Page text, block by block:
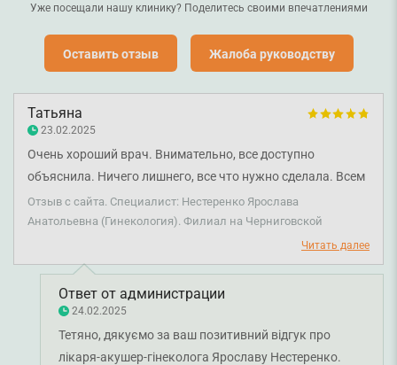
Уже посещали нашу клинику? Поделитесь своими впечатлениями
Оставить отзыв Жалоба руководству
Татьяна
23.02.2025
Очень хороший врач. Внимательно, все доступно
объяснила. Ничего лишнего, все что нужно сделала. Всем
рекомендую.❤️
Отзыв с сайта. Специалист: Нестеренко Ярослава
Анатольевна (Гинекология). Филиал на Черниговской
Читать далее
Ответ от администрации
24.02.2025
Тетяно, дякуємо за ваш позитивний відгук про
лікаря-акушер-гінеколога Ярославу Нестеренко.